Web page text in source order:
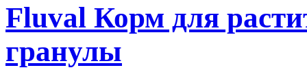
Fluval Корм для
гранулы